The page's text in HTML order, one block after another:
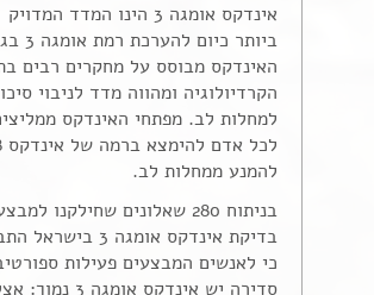
אינדקס אומגה 3 הינו המדד המדויק
ביותר כיום
האינדקס מבוסס על מחקרים רבים
הקרדיולוגיה ומהווה מדד לניבוי
למחלות לב. מפתחי האינדקס
להמנע ממחלות לב.
בניתוח 280 שאלונים שחילקנו
בדיקת אינדקס אומגה 3
כי לאנשים המבצעים פעילות
סדירה יש אינדקס אומגה 3